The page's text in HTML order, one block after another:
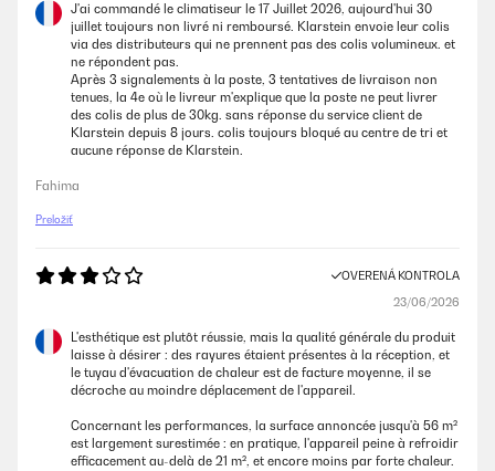
J'ai commandé le climatiseur le 17 Juillet 2026, aujourd'hui 30
juillet toujours non livré ni remboursé. Klarstein envoie leur colis
via des distributeurs qui ne prennent pas des colis volumineux. et
ne répondent pas.
Après 3 signalements à la poste, 3 tentatives de livraison non
tenues, la 4e où le livreur m'explique que la poste ne peut livrer
des colis de plus de 30kg. sans réponse du service client de
Klarstein depuis 8 jours. colis toujours bloqué au centre de tri et
aucune réponse de Klarstein.
Fahima
Preložiť
OVERENÁ KONTROLA
23/06/2026
L'esthétique est plutôt réussie, mais la qualité générale du produit
laisse à désirer : des rayures étaient présentes à la réception, et
le tuyau d'évacuation de chaleur est de facture moyenne, il se
décroche au moindre déplacement de l'appareil.
Concernant les performances, la surface annoncée jusqu'à 56 m²
est largement surestimée : en pratique, l'appareil peine à refroidir
efficacement au-delà de 21 m², et encore moins par forte chaleur.